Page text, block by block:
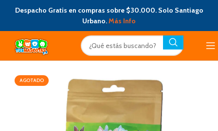
Despacho Gratis en compras sobre $30.000. Solo Santiago
Urbano.Más Info
AGOTADO